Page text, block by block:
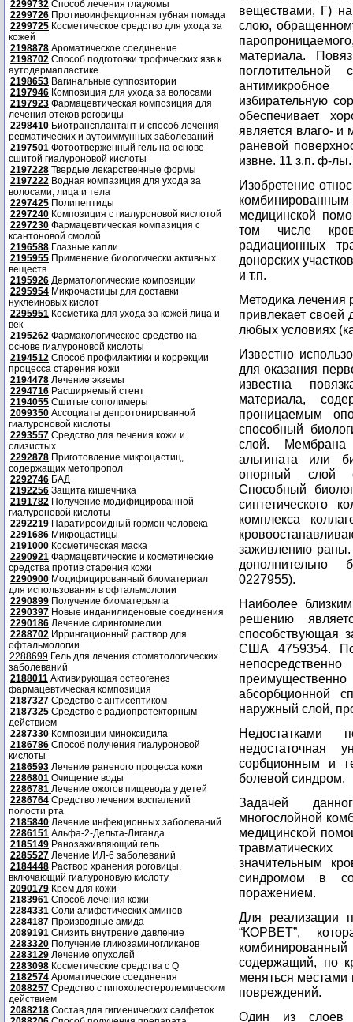
2299732 Способ лечения глаукомы
2299726 Противоинфекционная губная помада
2299725 Косметическое средство для ухода за
кожей
2198878 Ароматическое соединение
2198702 Способ подготовки трофических язв к
аутодермапластике
2198653 Вагинальные суппозитории
2197946 Композиция для ухода за волосами
2197923 Фармацевтическая композиция для
лечения отеков роговицы
2298410 Биотрансплантант и способ лечения
ревматических и аутоиммунных заболеваний
2197501 Фотоотверженный гель на основе
сшитой гиалуроновой кислоты
2197228 Твердые лекарственные формы
2197222 Водная компазиция для ухода за
волосами, лица и тела
2297425 Полипептиды
2297240 Композиция с гиалуроновой кислотой
2297230 Фармацевтическая компазиция с
ксантоновой смолой
2196588 Глазные капли
2195955 Применение биологически активных
веществ
2195926 Дерматологические композиции
2295954 Микрочастицы для доставки
нуклеиновых кислот
2295951 Косметика для ухода за кожей лица и
век
2195262 Фармакологическое средство на
основе гиалуроновой кислоты
2194512 Способ профилактики и коррекции
процесса старения кожи
2194478 Лечение экземы
2294716 Расширяемый стент
2194055 Сшитые сополимеры
2099350 Ассоциаты депротонированной
гиалуроновой кислоты
2293557 Средство для лечения кожи и
слизистых
2292878 Приготовление микроцастиц,
содержащих метопропол
2292746 БАД
2192256 Защита кишечника
2191782 Получение модифицированной
гиалуроновой кислоты
2292219 Паратиреоидный гормон человека
2291686 Микроцастицы
2191000 Косметическая маска
2290921 Фармацевтические и косметические
средства против старения кожи
2290900 Модифицированный биоматериал
для использования в офтальмологии
2290899 Получение биоматерьяла
2290397 Новые инданилиденовые соединения
2290186 Лечение сирингомиелии
2288702 Иррингационный раствор для
офтальмологии
2288699 Гель для лечения стоматологических
заболеваний
2188011 Активирующая остеогенез
фармацевтическая композиция
2187327 Средство с антисептиком
2187325 Средство с радиопротекторным
действием
2287330 Композиции миноксидила
2186786 Способ получения гиалуроновой
кислоты
2186593 Лечение раненого процесса кожи
2286801 Очищение воды
2286781 Лечение ожогов пищевода у детей
2286764 Средство лечения воспалений
полости рта
2185840 Лечение инфекционных заболеваний
2286151 Альфа-2-Дельта-Лиганда
2185149 Ранозаживляющий гель
2285527 Лечение ИЛ-6 заболеваний
2184448 Раствор хранения роговицы,
включающий гиалуроновую кислоту
2090179 Крем для кожи
2183961 Способ лечения кожи
2284331 Соли алифотических аминов
2284187 Производные амида
2089191 Снизить внутрение давление
2283320 Получение гликозаминогликанов
2283129 Лечение опухолей
2283098 Косметические средства с Q
2182574 Ароматические соединения
2088257 Средство с гипохолестеролемическим
действием
2088218 Состав для гигиенических салфеток
веществами, Г)
слою,
материала.
избирательную
обеспечивает
является влаго- и
раневой
извне. 11 з.п. ф-лы.
Изобретение
медицинской
том числе
радиационных
донорских
и т.п.
Методика лечения
привлекает своей
любых условиях
Известно
для оказания
известна
материала,
проницаемым
способный
слой. Мембрана
альгината или
опорный слой
Способный
синтетического
комплекса
заживлению раны.
дополнительно
0227955).
Наиболее
решению
способствующая
США 4759354.
абсорбционной
наружный слой,
Недостатками
недостаточная
сорбционным и
болевой синдром.
Задачей
многослойной
медицинской
значительным
синдромом в
поражением.
Для реализации
“КОРВЕТ”,
содержащий, по
меняться местами
повреждений.
Один из слоев